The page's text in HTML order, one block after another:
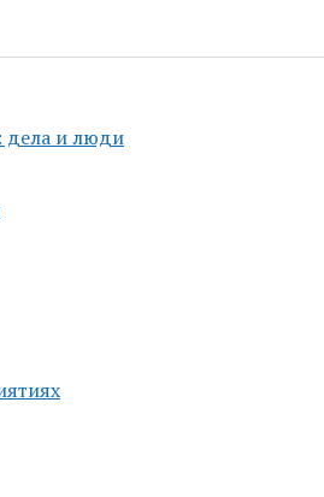
дела и люди